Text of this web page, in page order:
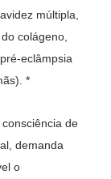
múltipla,
colágeno,
eclâmpsia
*
de
demanda
o